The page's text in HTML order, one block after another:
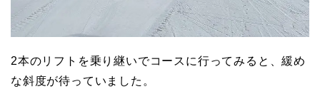
2本のリフトを乗り継いでコースに行ってみると、緩め
な斜度が待っていました。